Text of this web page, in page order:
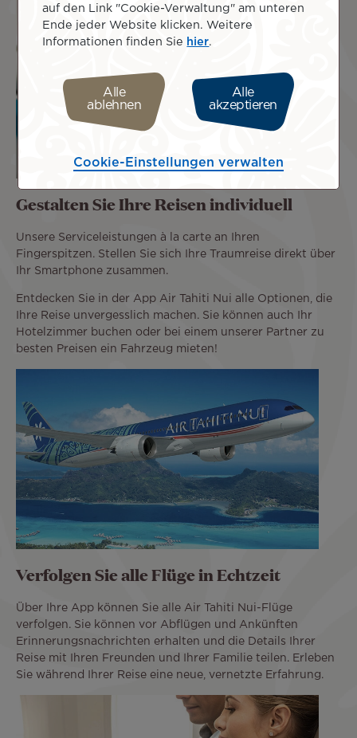
Gestalten Sie Ihre Reisen individuell
Unsere Serviceleistungen à la carte an Ihren
Fingerspitzen. Stellen Sie sich Ihre Traumreise direkt über
Ihr Smartphone zusammen.
Entdecken Sie in der App Air Tahiti Nui alle Optionen, die
Ihre Reise unvergesslich machen. Sie können auch Ihr
Hotelzimmer buchen oder bei einem unserer Partner zu
besten Preisen ein Fahrzeug mieten!
Verfolgen Sie alle Flüge in Echtzeit
Über Ihre App können Sie alle Air Tahiti Nui-Flüge
verfolgen. Sie können vor Abflügen und Ankünften
Erinnerungsnachrichten erhalten und die Details Ihrer
Reise mit Ihren Freunden und Ihrer Familie teilen. Erleben
Sie während Ihrer Reise eine neue, vernetzte Erfahrung.
auf den Link "Cookie-Verwaltung" am unteren
Ende jeder Website klicken. Weitere
Informationen finden Sie hier
Alle
ablehnen
Alle
akzeptieren
Cookie-Einstellungen verwalten